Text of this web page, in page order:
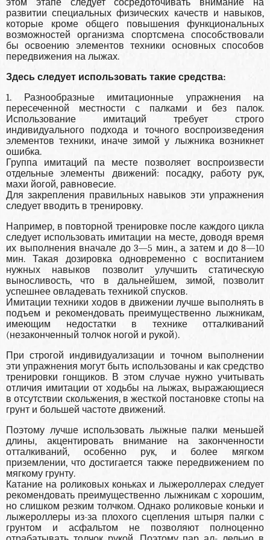
этом этапе следует сосредоточивать внимание на
развитии специальных физических качеств и навыков,
которые кроме общего повышения функциональных
возможностей организма спортсмена способствовали
бы освоению элементов техники основных способов
передвижения на лыжах.
Здесь следует использовать такие средства:
1. Разнообразные имитационные упражнения на
пересеченной местности с палками и без палок.
Использование имитаций требует строго
индивидуального подхода и точного воспроизведения
элементов техники, иначе зимой у лыжника возникнет
ошибка.
Группа имитаций па месте позволяет воспроизвести
отдельные элементы движений: посадку, работу рук,
махи йогой, равновесие.
Для закрепления правильных навыков эти упражнения
следует вводить в тренировку.
Например, в повторной тренировке после каждого цикла
следует использовать имитации на месте, доводя время
их выполнения вначале до 3—5 мин., а затем и до 8—10
мин. Такая дозировка одновременно с воспитанием
нужных навыков позволит улучшить статическую
выносливость, что в дальнейшем, зимой, позволит
успешнее овладевать техникой спусков.
Имитации техники ходов в движении лучше выполнять в
подъем и рекомендовать преимущественно лыжникам,
имеющим недостатки в технике отталкиваний
(незаконченный толчок ногой и рукой).
При строгой индивидуализации и точном выполнении
эти упражнения могут быть использованы и как средство
тренировки гонщиков. В этом случае нужно учитывать
отличия имитации от ходьбы на лыжах, выражающиеся
в отсутствии скольжения, в жесткой постановке стопы на
грунт и большей частоте движений.
Поэтому лучше использовать лыжные палки меньшей
длины, акцентировать внимание на законченности
отталкиваний, особенно рук, и более мягком
приземлении, что достигается также передвижением по
мягкому грунту.
Катание на роликовых коньках и лыжероллерах следует
рекомендовать преимущественно лыжникам с хорошим,
но слишком резким толчком. Однако роликовые коньки и
лыжероллеры из-за плохого сцепления штыря палки с
грунтом и асфальтом не позволяют полноценно